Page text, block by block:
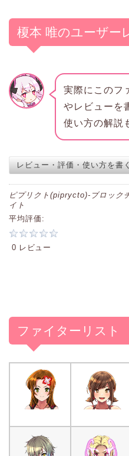
榎本 唯のユーザー
実際にこのフ
やレビューを
使い方の解説
レビュー・評価・使い方を書く
ピプリクト(piprycto)-ブロック
イト
平均評価:
0 レビュー
ファイターリスト